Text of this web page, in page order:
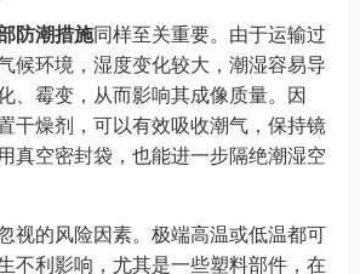
防潮措施同样至关重要。由于运输过
候环境，湿度变化较大，潮湿容易导
、霉变，从而影响其成像质量。因
干燥剂，可以有效吸收潮气，保持镜
真空密封袋，也能进一步隔绝潮湿空
视的风险因素。极端高温或低温都可
不利影响，尤其是一些塑料部件，在